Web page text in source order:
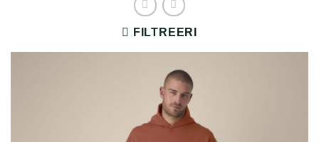
FILTREERI